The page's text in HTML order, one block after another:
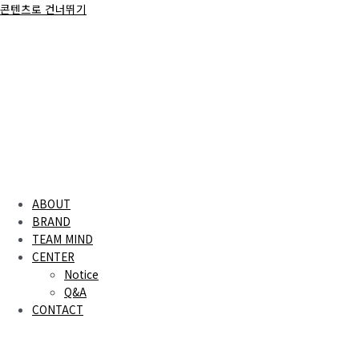
콘텐츠로 건너뛰기
ABOUT
BRAND
TEAM MIND
CENTER
Notice
Q&A
CONTACT